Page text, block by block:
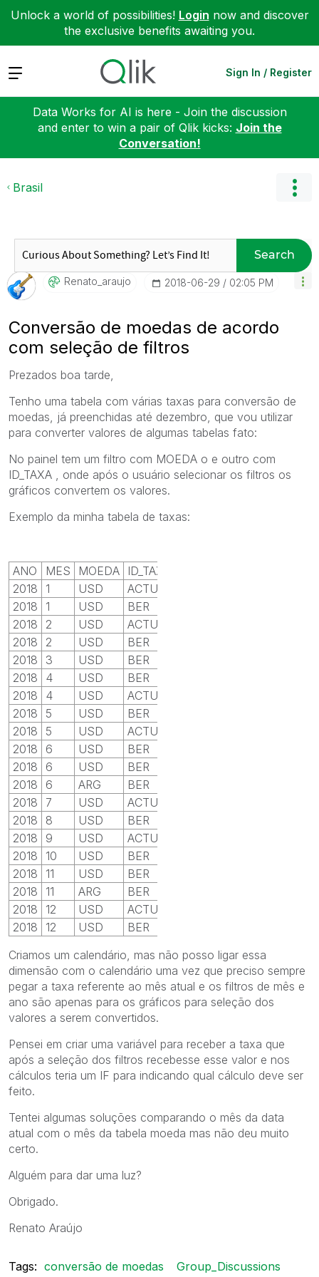
Unlock a world of possibilities! Login now and discover
the exclusive benefits awaiting you.
Expand Sign In / Register
Data Works for AI is here - Join the discussion
and enter to win a pair of Qlik kicks: Join the
Conversation!
Brasil
Search
Renato_araujo ‎2018-06-29 02:05 PM
Conversão de moedas de acordo
com seleção de filtros
Prezados boa tarde,
Tenho uma tabela com várias taxas para conversão de
moedas, já preenchidas até dezembro, que vou utilizar
para converter valores de algumas tabelas fato:
No painel tem um filtro com MOEDA o e outro com
ID_TAXA , onde após o usuário selecionar os filtros os
gráficos convertem os valores.
Exemplo da minha tabela de taxas:
ANO MES MOEDA ID_TAXA
2018
1 USD ACTUAL
2018
1 USD BER
2018
2 USD ACTUAL
2018
2 USD BER
2018
3 USD BER
2018
4 USD BER
2018
4 USD ACTUAL
2018
5 USD BER
2018
5 USD ACTUAL
2018
6 USD BER
2018
6 USD BER
2018
6 ARG BER
2018
7 USD ACTUAL
2018
8 USD BER
2018
9 USD ACTUAL
2018
10 USD BER
2018
11 USD BER
2018
11 ARG BER
2018
12 USD ACTUAL
2018
12 USD BER
Criamos um calendário, mas não posso ligar essa
dimensão com o calendário uma vez que preciso sempre
pegar a taxa referente ao mês atual e os filtros de mês e
ano são apenas para os gráficos para seleção dos
valores a serem convertidos.
Pensei em criar uma variável para receber a taxa que
após a seleção dos filtros recebesse esse valor e nos
cálculos teria um IF para indicando qual cálculo deve ser
feito.
Tentei algumas soluções comparando o mês da data
atual com o mês da tabela moeda mas não deu muito
certo.
Alguém para dar uma luz?
Obrigado.
Renato Araújo
Tags: conversão de moedas Group_Discussions